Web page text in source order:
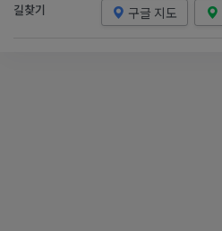
길찾기 구글 지도